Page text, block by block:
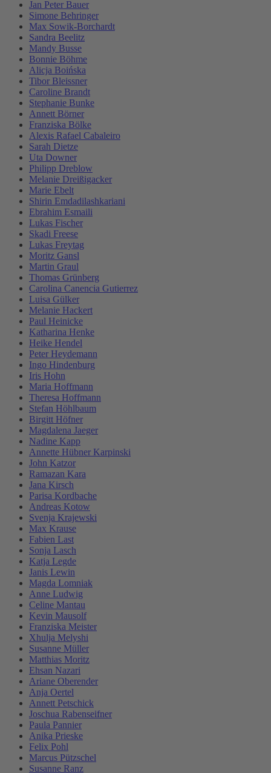
Jan Peter Bauer
Simone Behringer
Max Sowik-Borchardt
Sandra Beelitz
Mandy Busse
Bonnie Böhme
Alicja Boińska
Tibor Bleissner
Caroline Brandt
Stephanie Bunke
Annett Börner
Franziska Bölke
Alexis Rafael Cabaleiro
Sarah Dietze
Uta Downer
Philipp Dreblow
Melanie Dreißigacker
Marie Ebelt
Shirin Emdadilashkariani
Ebrahim Esmaili
Lukas Fischer
Skadi Freese
Lukas Freytag
Moritz Gansl
Martin Graul
Thomas Grünberg
Carolina Canencia Gutierrez
Luisa Gülker
Melanie Hackert
Paul Heinicke
Katharina Henke
Heike Hendel
Peter Heydemann
Ingo Hindenburg
Iris Hohn
Maria Hoffmann
Theresa Hoffmann
Stefan Höhlbaum
Birgitt Höfner
Magdalena Jaeger
Nadine Kapp
Annette Hübner Karpinski
John Katzor
Ramazan Kara
Jana Kirsch
Parisa Kordbache
Andreas Kotow
Svenja Krajewski
Max Krause
Fabien Last
Sonja Lasch
Katja Legde
Janis Lewin
Magda Lomniak
Anne Ludwig
Celine Mantau
Kevin Mausolf
Franziska Meister
Xhulja Melyshi
Susanne Müller
Matthias Moritz
Ehsan Nazari
Ariane Oberender
Anja Oertel
Annett Petschick
Joschua Rabenseifner
Paula Pannier
Anika Prieske
Felix Pohl
Marcus Pützschel
Susanne Ranz